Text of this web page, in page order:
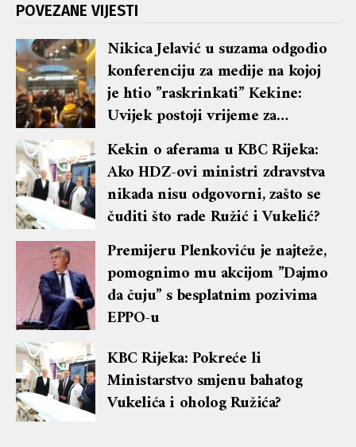
POVEZANE VIJESTI
Nikica Jelavić u suzama odgodio
konferenciju za medije na kojoj
je htio ”raskrinkati” Kekine:
Uvijek postoji vrijeme za
pravdu, ali sada je vrijeme za
sućut i solidarnost
Kekin o aferama u KBC Rijeka:
Ako HDZ-ovi ministri zdravstva
nikada nisu odgovorni, zašto se
čuditi što rade Ružić i Vukelić?
Premijeru Plenkoviću je najteže,
pomognimo mu akcijom ”Dajmo
da čuju” s besplatnim pozivima
EPPO-u
KBC Rijeka: Pokreće li
Ministarstvo smjenu bahatog
Vukelića i oholog Ružića?